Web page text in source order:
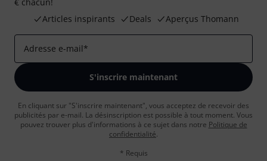
Articles inspirants
Deals Aperçus Thomann
Adresse e-mail*
S'inscrire maintenant
En cliquant sur "S'inscrire maintenant", vous acceptez de recevoir des
publicités par e-mail. La désinscription est possible à tout moment. Vous
pouvez trouver plus d'informations à ce sujet dans notre Politique de
confidentialité.
* Requis